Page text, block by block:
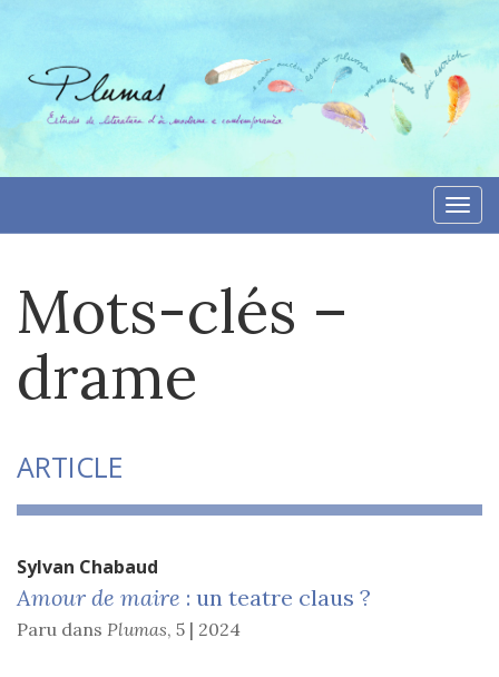
contenu
Mots-clés –
drame
ARTICLE
Sylvan Chabaud
Amour de maire : un teatre claus ?
Paru dans Plumas, 5 | 2024